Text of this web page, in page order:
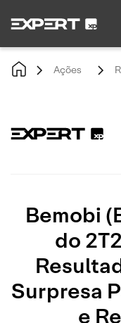
Ações
Bemobi
do
Surpresa
e